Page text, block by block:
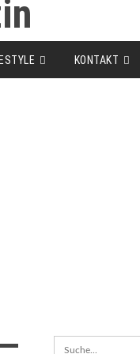
KONTAKT